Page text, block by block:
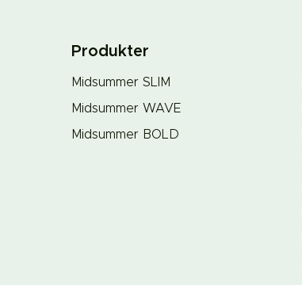
Produkter
Midsummer SLIM
Midsummer WAVE
Midsummer BOLD